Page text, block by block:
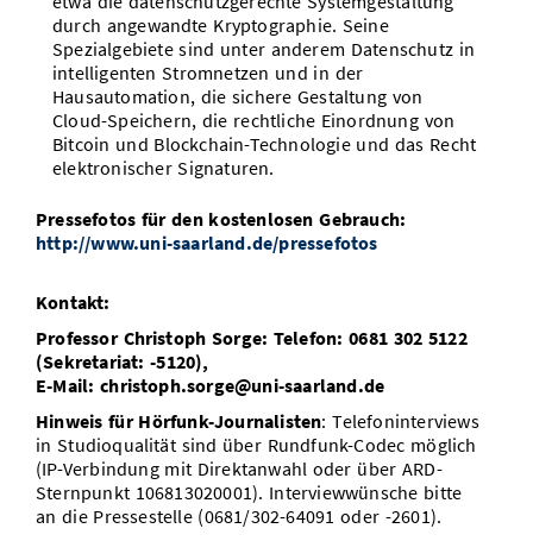
durch angewandte Kryptographie. Seine
Spezialgebiete sind unter anderem Datenschutz in
intelligenten Stromnetzen und in der
Hausautomation, die sichere Gestaltung von
Cloud-Speichern, die rechtliche Einordnung von
Bitcoin und Blockchain-Technologie und das Recht
elektronischer Signaturen.
Pressefotos für den kostenlosen Gebrauch:
http://www.uni-saarland.de/pressefotos
Kontakt:
Professor Christoph Sorge: Telefon: 0681 302 5122
(Sekretariat: -5120),
E-Mail: christoph.sorge@uni-saarland.de
Hinweis für Hörfunk-Journalisten: Telefoninterviews
in Studioqualität sind über Rundfunk-Codec möglich
(IP-Verbindung mit Direktanwahl oder über ARD-
Sternpunkt 106813020001). Interviewwünsche bitte
an die Pressestelle (0681/302-64091 oder -2601).